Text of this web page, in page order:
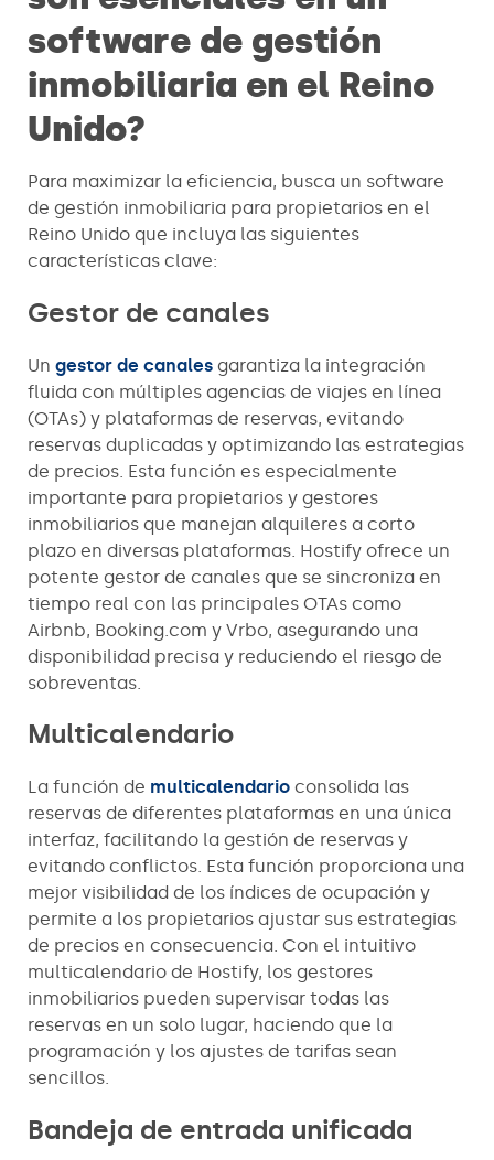
software de gestión
inmobiliaria en el Reino
Unido?
Para maximizar la eficiencia, busca un software
de gestión inmobiliaria para propietarios en el
Reino Unido que incluya las siguientes
características clave:
Gestor de canales
Un gestor de canales garantiza la integración
fluida con múltiples agencias de viajes en línea
(OTAs) y plataformas de reservas, evitando
reservas duplicadas y optimizando las estrategias
de precios. Esta función es especialmente
importante para propietarios y gestores
inmobiliarios que manejan alquileres a corto
plazo en diversas plataformas. Hostify ofrece un
potente gestor de canales que se sincroniza en
tiempo real con las principales OTAs como
Airbnb, Booking.com y Vrbo, asegurando una
disponibilidad precisa y reduciendo el riesgo de
sobreventas.
Multicalendario
La función de multicalendario consolida las
reservas de diferentes plataformas en una única
interfaz, facilitando la gestión de reservas y
evitando conflictos. Esta función proporciona una
mejor visibilidad de los índices de ocupación y
permite a los propietarios ajustar sus estrategias
de precios en consecuencia. Con el intuitivo
multicalendario de Hostify, los gestores
inmobiliarios pueden supervisar todas las
reservas en un solo lugar, haciendo que la
programación y los ajustes de tarifas sean
sencillos.
Bandeja de entrada unificada